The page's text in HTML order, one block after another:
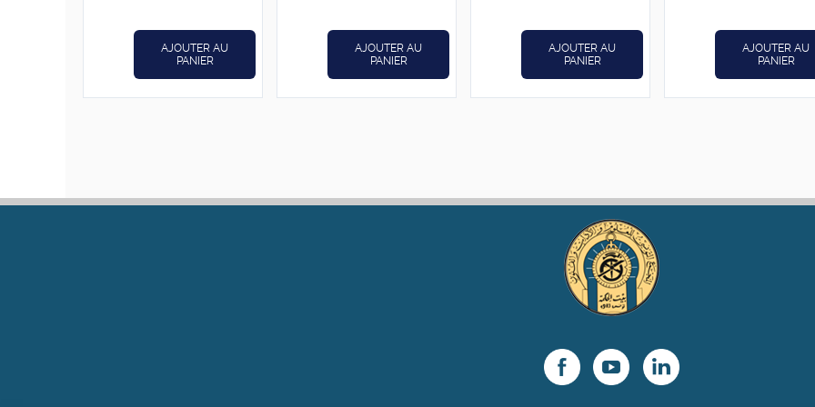
د.ت31,000.
AJOUTER AU
PANIER
AJOUTER AU
PANIER
AJOUTER AU
PANIER
AJOUTER AU
PANIER